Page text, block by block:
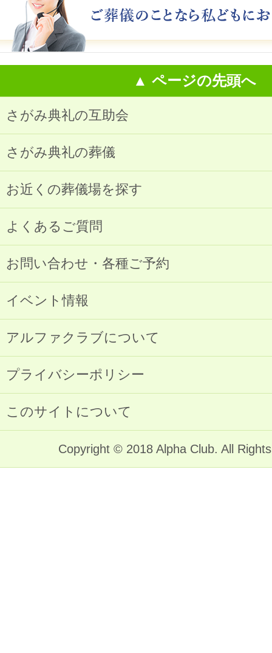
▲ ページの先頭へ
さがみ典礼の互助会
さがみ典礼の葬儀
お近くの葬儀場を探す
よくあるご質問
お問い合わせ・各種ご予約
イベント情報
アルファクラブについて
プライバシーポリシー
このサイトについて
Copyright © 2018 Alpha Club. All